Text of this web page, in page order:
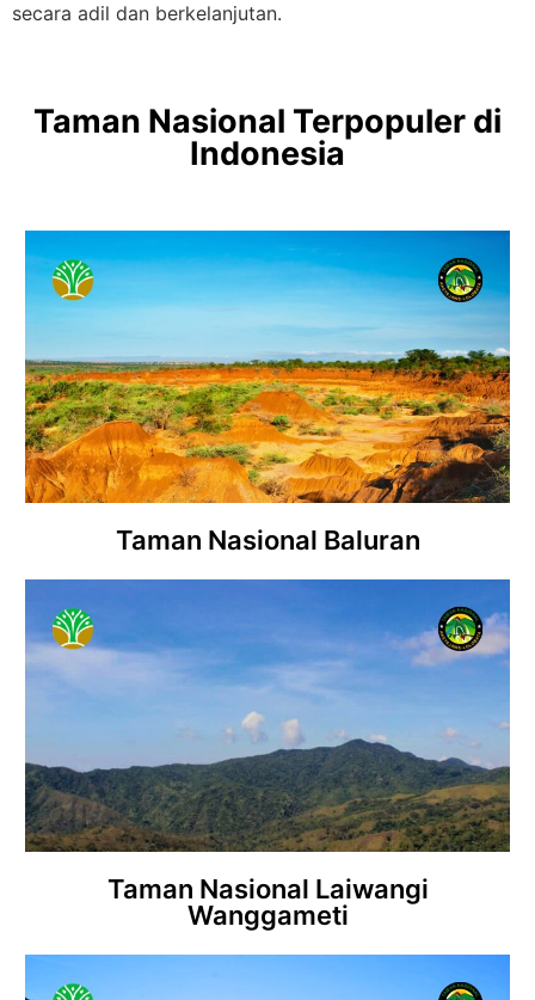
secara adil dan berkelanjutan.
Taman Nasional Terpopuler di
Indonesia
Taman Nasional Baluran
Taman Nasional Laiwangi
Wanggameti